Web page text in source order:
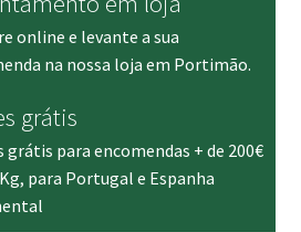
online e levante a sua
na nossa loja em Portimão.
grátis
grátis para encomendas + de 200€
para Portugal e Espanha